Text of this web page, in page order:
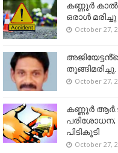
കണ്ണൂര്‍
ഒരാള്‍ മരിച്ചു
October 27,
തൂങ്ങിമരിച്ചു.
October 27,
കണ്ണൂര്‍
പരിശോധന;
പിടികൂടി
October 27,